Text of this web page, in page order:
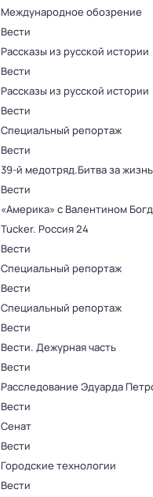
Международное обозрение
Вести
Рассказы из русской истории
Вести
Рассказы из русской истории
Вести
Специальный репортаж
Вести
39-й медотряд.Битва за жизнь
Вести
«Америка» с Валентином
Tucker. Россия 24
Вести
Специальный репортаж
Вести
Специальный репортаж
Вести
Вести. Дежурная часть
Вести
Расследование Эдуарда
Вести
Сенат
Вести
Городские технологии
Вести